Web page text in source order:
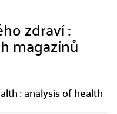
zdraví :
magazínů
: analysis of health